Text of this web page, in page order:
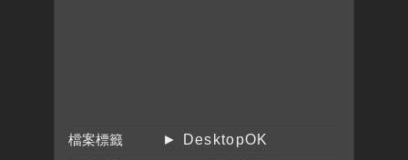
檔案標籤
► DesktopOK